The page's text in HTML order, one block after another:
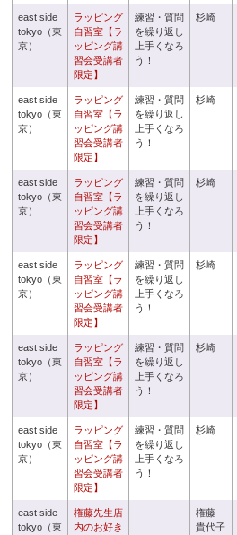
east side
tokyo（東
京）
ラッピング
自習室【ラ
ッピング講
習会受講者
限定】
練習・質問
を繰り返し
上手くなろ
う！
杉崎
east side
tokyo（東
京）
ラッピング
自習室【ラ
ッピング講
習会受講者
限定】
練習・質問
を繰り返し
上手くなろ
う！
杉崎
east side
tokyo（東
京）
ラッピング
自習室【ラ
ッピング講
習会受講者
限定】
練習・質問
を繰り返し
上手くなろ
う！
杉崎
east side
tokyo（東
京）
ラッピング
自習室【ラ
ッピング講
習会受講者
限定】
練習・質問
を繰り返し
上手くなろ
う！
杉崎
east side
tokyo（東
京）
ラッピング
自習室【ラ
ッピング講
習会受講者
限定】
練習・質問
を繰り返し
上手くなろ
う！
杉崎
east side
tokyo（東
京）
ラッピング
自習室【ラ
ッピング講
習会受講者
限定】
練習・質問
を繰り返し
上手くなろ
う！
杉崎
east side
tokyo（東
権藤先生店
内のお好き
権藤
貴代子